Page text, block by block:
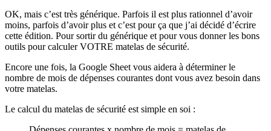
OK, mais c’est très générique. Parfois il est plus rationnel d’avoir
moins, parfois d’avoir plus et c’est pour ça que j’ai décidé d’écrire
cette édition. Pour sortir du générique et pour vous donner les bons
outils pour calculer VOTRE matelas de sécurité.
Encore une fois, la Google Sheet vous aidera à déterminer le
nombre de mois de dépenses courantes dont vous avez besoin dans
votre matelas.
Le calcul du matelas de sécurité est simple en soi :